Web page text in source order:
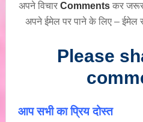
अपने विचारComments कर जरूर
अपने ईमेल पर पाने के लिए – ईमेल
Please
आप सभी का प्रिय दोस्त